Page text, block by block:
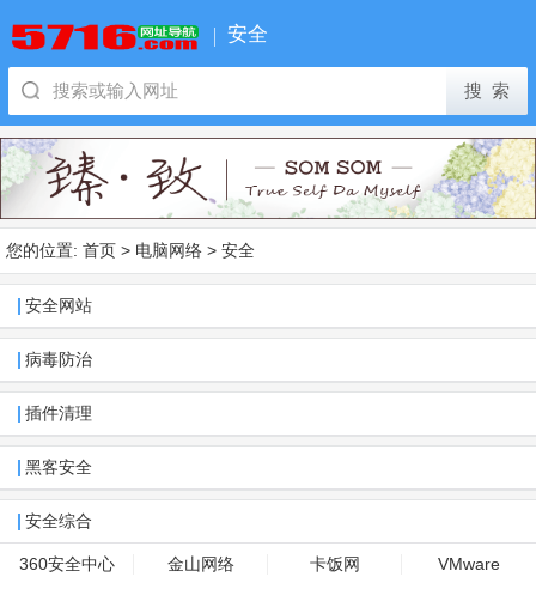
安全
您的位置: 首页 > 电脑网络 > 安全
安全网站
病毒防治
插件清理
黑客安全
安全综合
360安全中心 金山网络 卡饭网 VMware